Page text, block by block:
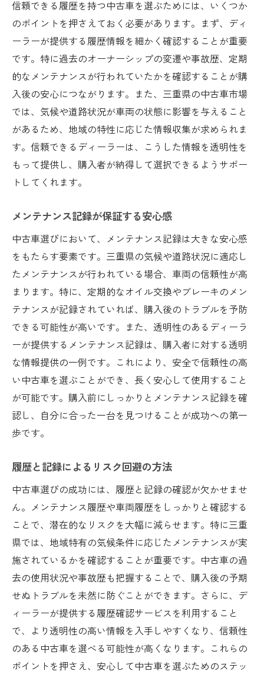
信頼できる履歴を持つ中古車を選ぶためには、いくつか
のポイントを押さえておく必要があります。まず、ディ
ーラーが提供する履歴情報を細かく確認することが重要
です。特に過去のオーナーシップの変遷や事故歴、定期
的なメンテナンスが行われていたかを確認することが購
入後の安心につながります。また、三重県の中古車市場
では、気候や道路状況が車両の状態に影響を与えること
があるため、地域の特性に応じた情報収集が求められま
す。信頼できるディーラーは、こうした情報を透明性を
もって提供し、購入者が納得して選択できるようサポー
トしてくれます。
メンテナンス記録が保証する安心感
中古車選びにおいて、メンテナンス記録は大きな安心感
をもたらす要素です。三重県の気候や道路状況に適応し
たメンテナンスが行われている場合、車両の信頼性が高
まります。特に、定期的なオイル交換やブレーキのメン
テナンスが記録されていれば、購入後のトラブルを予防
できる可能性が高いです。また、透明性のあるディーラ
ーが提供するメンテナンス記録は、購入者に対する透明
な情報提供の一例です。これにより、安全で信頼性の高
い中古車を選ぶことができ、長く安心して使用すること
が可能です。購入前にしっかりとメンテナンス記録を確
認し、自分に合った一台を見つけることが成功への第一
歩です。
履歴と記録によるリスク回避の方法
中古車選びの成功には、履歴と記録の確認が欠かせませ
ん。メンテナンス履歴や車両履歴をしっかりと確認する
ことで、潜在的なリスクを大幅に減らせます。特に三重
県では、地域特有の気候条件に応じたメンテナンスが実
施されているかを確認することが重要です。中古車の過
去の使用状況や事故歴も把握することで、購入後の予期
せぬトラブルを未然に防ぐことができます。さらに、デ
ィーラーが提供する履歴確認サービスを利用すること
で、より透明性の高い情報を入手しやすくなり、信頼性
のある中古車を選べる可能性が高くなります。これらの
ポイントを押さえ、安心して中古車を選ぶためのステッ